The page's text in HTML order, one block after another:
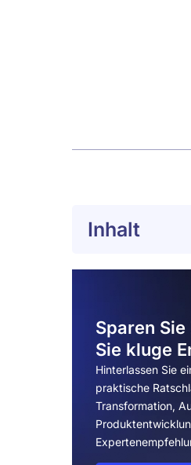
Inhalt
Die
Häufig
Sparen
Sie kluge
Hinterlassen Sie
praktische
Transformation,